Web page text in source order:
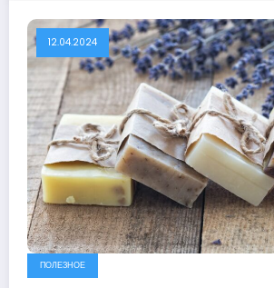
12.04.2024
ПОЛЕЗНОЕ